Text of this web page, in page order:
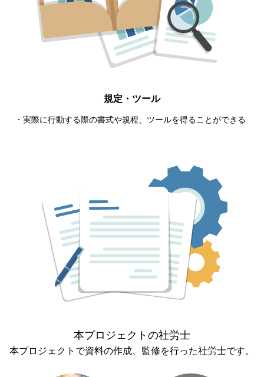
規定・ツール
・実際に行動する際の書式や規程、ツールを得ることができる
本プロジェクトの社労士
本プロジェクトで資料の作成、監修を行った社労士です。